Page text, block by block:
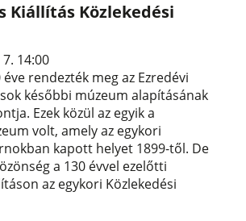
Kiállítás Közlekedési
14:00
rendezték meg az Ezredévi
későbbi múzeum alapításának
Ezek közül az egyik a
volt, amely az egykori
kapott helyet 1899-től. De
a 130 évvel ezelőtti
az egykori Közlekedési